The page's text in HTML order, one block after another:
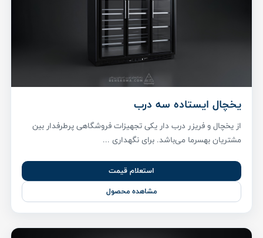
یخچال ایستاده سه درب
از یخچال و فریزر درب دار یکی تجهیزات فروشگاهی پر‌طرفدار بین
مشتریان بهسرما می‌باشد. برای نگهداری ...
استعلام قیمت
مشاهده محصول